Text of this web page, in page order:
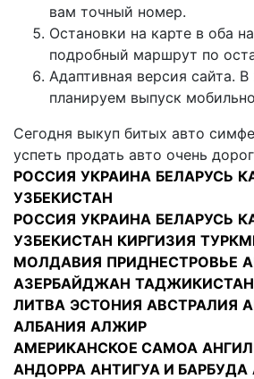
вам точный номер.
Остановки на карте в оба
подробный маршрут по
Адаптивная версия сайта.
планируем выпуск
Сегодня выкуп битых авто
успеть продать авто очень
РОССИЯ УКРАИНА БЕЛАРУСЬ
УЗБЕКИСТАН
РОССИЯ УКРАИНА БЕЛАРУСЬ
УЗБЕКИСТАН КИРГИЗИЯ
МОЛДАВИЯ ПРИДНЕСТРОВЬЕ
АЗЕРБАЙДЖАН ТАДЖИКИСТАН
ЛИТВА ЭСТОНИЯ АВСТРАЛИЯ
АЛБАНИЯ АЛЖИР
АМЕРИКАНСКОЕ САМОА
АНДОРРА АНТИГУА И БАРБУДА